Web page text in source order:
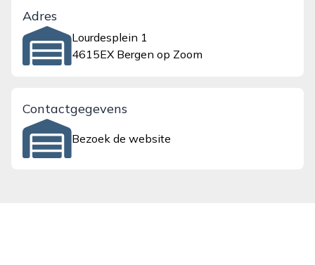
Adres
Lourdesplein 1
4615EX Bergen op Zoom
Contactgegevens
Bezoek de website